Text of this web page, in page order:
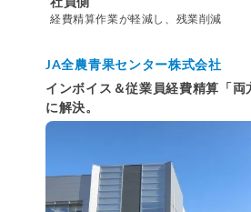
経費精算作業が軽減し、残業削減
JA全農青果センター株式会社
インボイス＆従業員経費精算「両
に解決。